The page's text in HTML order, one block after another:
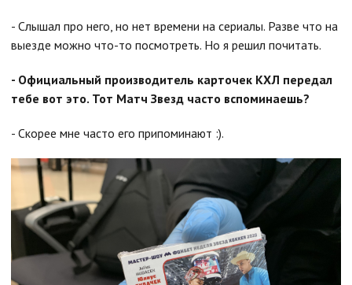
- Слышал про него, но нет времени на сериалы. Разве что на
выезде можно что-то посмотреть. Но я решил почитать.
- Официальный производитель карточек КХЛ передал
тебе вот это. Тот Матч Звезд часто вспоминаешь?
- Скорее мне часто его припоминают :).